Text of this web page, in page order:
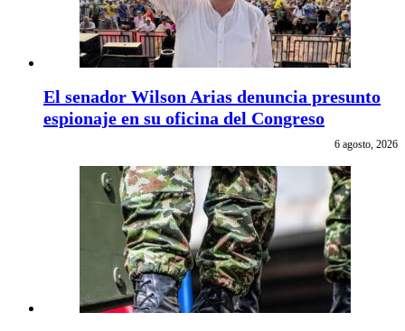
El senador Wilson Arias denuncia presunto
espionaje en su oficina del Congreso
6 agosto, 2026